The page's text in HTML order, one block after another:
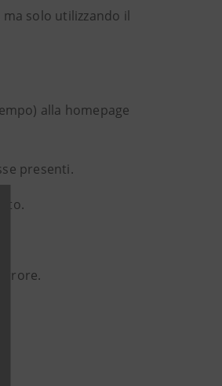
solo utilizzando il
alla homepage
presenti.